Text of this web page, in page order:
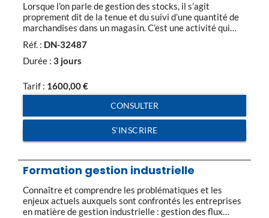
Lorsque l’on parle de gestion des stocks, il s’agit
proprement dit de la tenue et du suivi d’une quantité de
marchandises dans un magasin. C’est une activité qui
sortie des marchandises et la gestion des
réapprovisionnements. Assurer une gestion des stocks
l’entreprise. […]
Réf. : DN-32487
Durée : 3 jours
Tarif : 1600,00€
CONSULTER
S'INSCRIRE
Formation gestion industrielle
Connaître et comprendre les problématiques et les
enjeux actuels auxquels sont confrontés les entreprises
en matière de gestion industrielle : gestion des flux